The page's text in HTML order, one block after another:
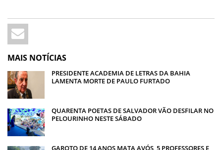
MAIS NOTÍCIAS
PRESIDENTE ACADEMIA DE LETRAS DA BAHIA
LAMENTA MORTE DE PAULO FURTADO
QUARENTA POETAS DE SALVADOR VÃO DESFILAR NO
PELOURINHO NESTE SÁBADO